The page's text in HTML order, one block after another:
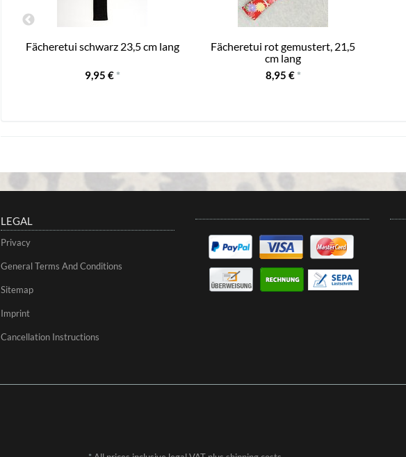
Fächeretui schwarz 23,5 cm lang
9,95 € *
Fächeretui rot gemustert, 21,5
cm lang
8,95 € *
LEGAL
Privacy
General Terms And Conditions
Sitemap
Imprint
Cancellation Instructions